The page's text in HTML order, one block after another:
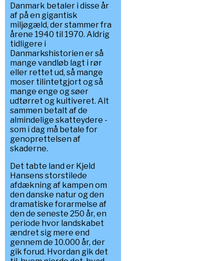
Danmark betaler i disse år
af på en gigantisk
miljøgæld, der stammer fra
årene 1940 til 1970. Aldrig
tidligere i
Danmarkshistorien er så
mange vandløb lagt i rør
eller rettet ud, så mange
moser tilintetgjort og så
mange enge og søer
udtørret og kultiveret. Alt
sammen betalt af de
almindelige skatteydere -
som i dag må betale for
genoprettelsen af
skaderne.
Det tabte land er Kjeld
Hansens storstilede
afdækning af kampen om
den danske natur og den
dramatiske forarmelse af
den de seneste 250 år, en
periode hvor landskabet
ændret sig mere end
gennem de 10.000 år, der
gik forud. Hvordan gik det